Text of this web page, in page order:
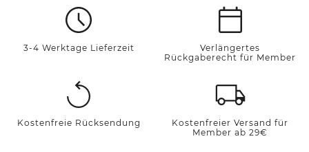
3-4 Werktage Lieferzeit
Verlängertes
Rückgaberecht für Member
Kostenfreie Rücksendung
Kostenfreier Versand für
Member ab 29€